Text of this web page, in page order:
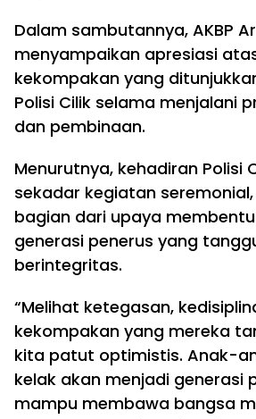
Dalam sambutannya, AKBP
menyampaikan apresiasi
kekompakan yang
Polisi Cilik selama menjalani
dan pembinaan.
Menurutnya, kehadiran Polisi
sekadar kegiatan
bagian dari upaya
generasi penerus yang
berintegritas.
“Melihat ketegasan,
kekompakan yang mereka
kita patut optimistis. Anak-
kelak akan menjadi generasi
mampu membawa bangsa